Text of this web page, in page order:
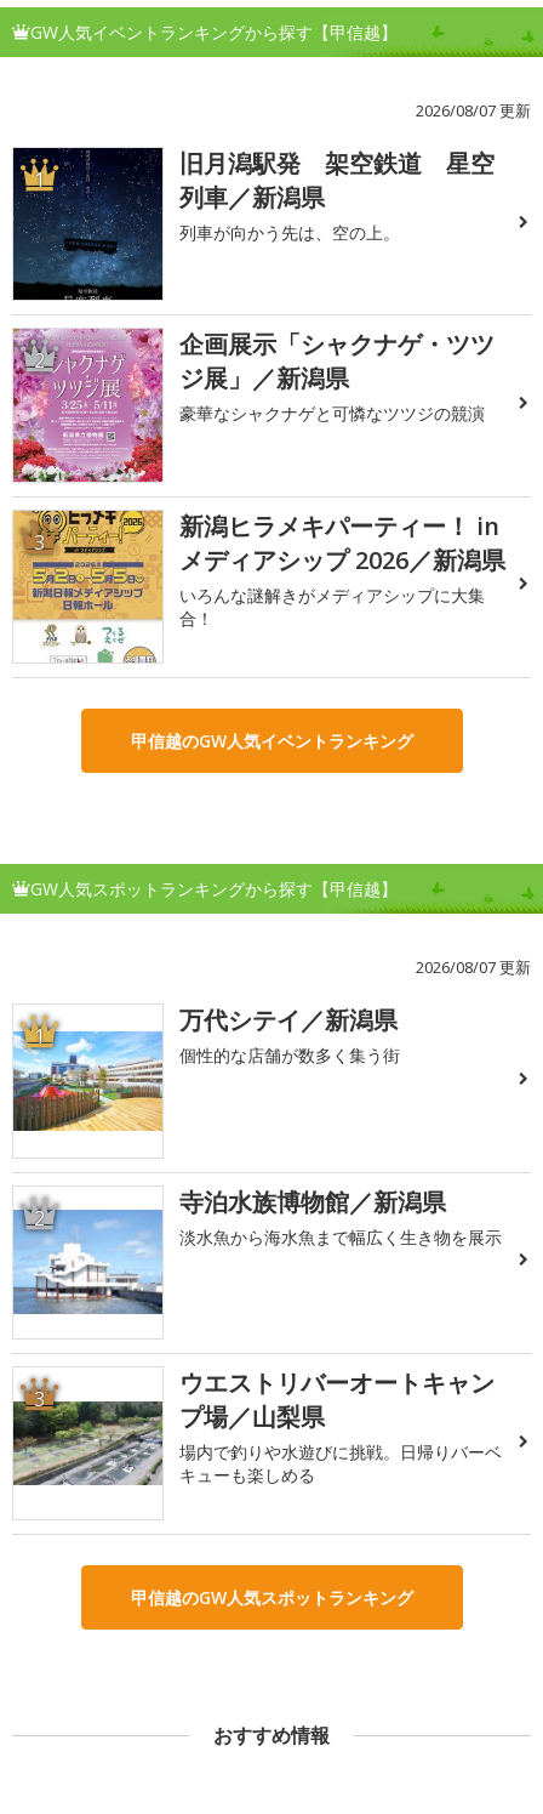
GW人気イベントランキングから探す【甲信越】
2026/08/07 更新
1
旧月潟駅発 架空鉄道 星空
列車／新潟県
列車が向かう先は、空の上。
2
企画展示「シャクナゲ・ツツ
ジ展」／新潟県
豪華なシャクナゲと可憐なツツジの競演
3
新潟ヒラメキパーティー！ in
メディアシップ 2026／新潟県
いろんな謎解きがメディアシップに大集
合！
甲信越のGW人気イベントランキング
GW人気スポットランキングから探す【甲信越】
2026/08/07 更新
1 万代シテイ／新潟県
個性的な店舗が数多く集う街
2 寺泊水族博物館／新潟県
淡水魚から海水魚まで幅広く生き物を展示
3
ウエストリバーオートキャン
プ場／山梨県
場内で釣りや水遊びに挑戦。日帰りバーベ
キューも楽しめる
甲信越のGW人気スポットランキング
おすすめ情報